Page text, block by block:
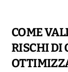
COME
RISCHI DI